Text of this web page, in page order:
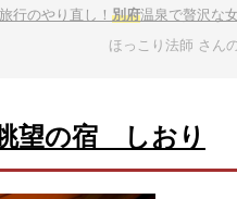
行のやり直し！ 別府温泉で贅沢な
ほっこり法師 さん
望の宿 しおり